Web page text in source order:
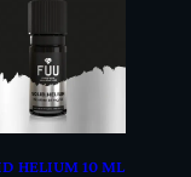
HELIUM 10 ML